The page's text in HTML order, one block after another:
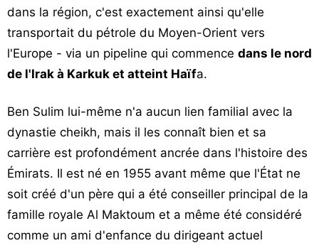
dans la région, c'est exactement ainsi qu'elle
transportait du pétrole du Moyen-Orient vers
l'Europe - via un pipeline qui commence dans le nord
de l'Irak à Karkuk et atteint Haïfa.
Ben Sulim lui-même n'a aucun lien familial avec la
dynastie cheikh, mais il les connaît bien et sa
carrière est profondément ancrée dans l'histoire des
Émirats. Il est né en 1955 avant même que l'État ne
soit créé d'un père qui a été conseiller principal de la
famille royale Al Maktoum et a même été considéré
comme un ami d'enfance du dirigeant actuel